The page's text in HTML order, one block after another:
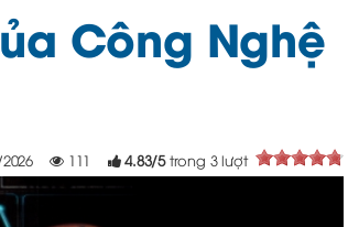
Công Nghệ
2026 111 4.83/5 trong 3lượt